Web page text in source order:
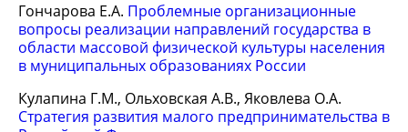
Гончарова Е.А. Проблемные организационные
вопросы реализации направлений государства в
области массовой физической культуры населения
в муниципальных образованиях России
Кулапина Г.М., Ольховская А.В., Яковлева О.А.
Стратегия развития малого предпринимательства в